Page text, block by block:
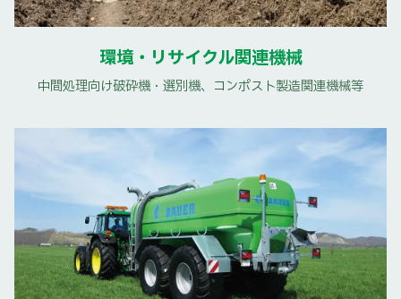
環境・リサイクル関連機械
中間処理向け破砕機・選別機、コンポスト製造関連機械等